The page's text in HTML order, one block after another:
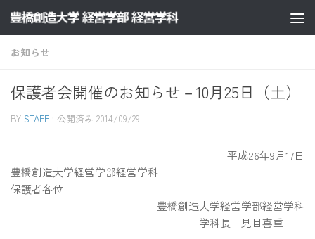
コンテンツへスキップ
お知らせ
保護者会開催のお知らせ－10月25日（土）
BY STAFF · 公開済み 2014/09/29
平成26年9月17日
豊橋創造大学経営学部経営学科
保護者各位
豊橋創造大学経営学部経営学科
学科長 見目喜重